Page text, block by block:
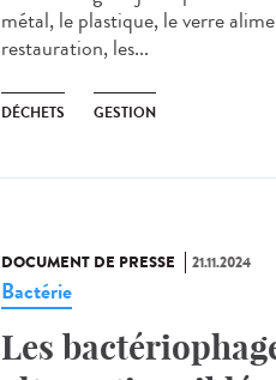
métal, le plastique, le verre
restauration, les...
DÉCHETS GESTION
DOCUMENT DE PRESSE 21.11.2024
Bactérie
Les